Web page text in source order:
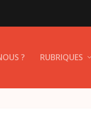
? RUBRIQUES